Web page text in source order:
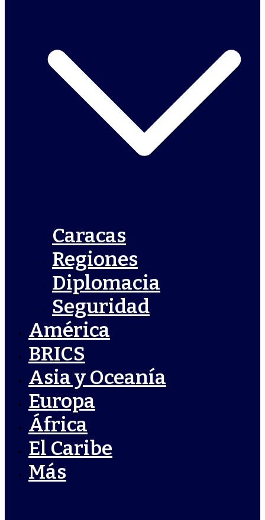
Caracas
Regiones
Diplomacia
Seguridad
América
BRICS
Asia y Oceanía
Europa
África
El Caribe
Más